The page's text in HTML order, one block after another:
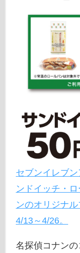
セブンイレブ
ンドイッチ・
ンのオリジナ
4/13～4/26。
名探偵コナン